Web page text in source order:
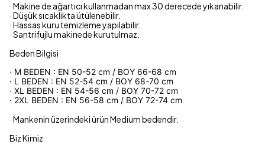
· Makine de ağartıcı kullanmadan max 30 derecede yıkanabilir.
· Düşük sıcaklıkta ütülenebilir.
· Hassas kuru temizleme yapılabilir.
· Santrifujlu makinede kurutulmaz.
Beden Bilgisi
· M BEDEN : EN 50-52 cm / BOY 66-68 cm
· L BEDEN : EN 52-54 cm / BOY 68-70 cm
· XL BEDEN : EN 54-56 cm / BOY 70-72 cm
· 2XL BEDEN : EN 56-58 cm / BOY 72-74 cm
· Mankenin üzerindeki ürün Medium bedendir.
Biz Kimiz